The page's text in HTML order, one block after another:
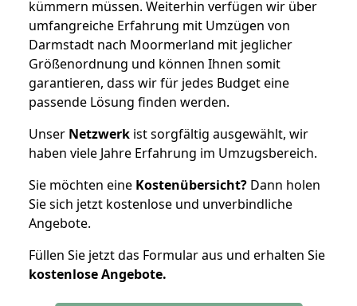
kümmern müssen. Weiterhin verfügen wir über
umfangreiche Erfahrung mit Umzügen von
Darmstadt nach Moormerland mit jeglicher
Größenordnung und können Ihnen somit
garantieren, dass wir für jedes Budget eine
passende Lösung finden werden.
Unser Netzwerk ist sorgfältig ausgewählt, wir
haben viele Jahre Erfahrung im Umzugsbereich.
Sie möchten eine Kostenübersicht? Dann holen
Sie sich jetzt kostenlose und unverbindliche
Angebote.
Füllen Sie jetzt das Formular aus und erhalten Sie
kostenloseAngebote.